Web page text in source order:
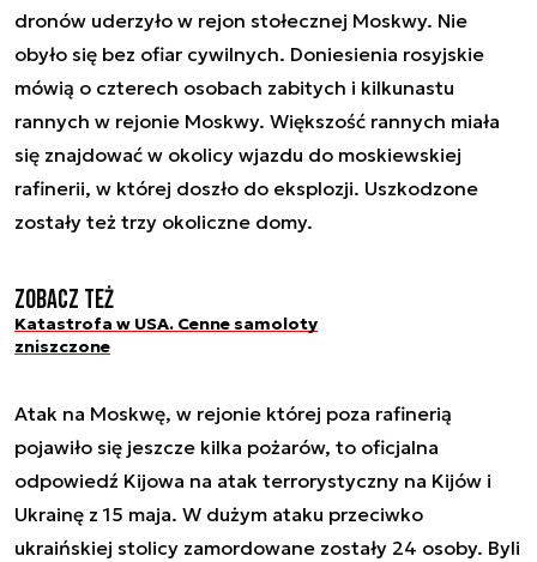
dronów uderzyło w rejon stołecznej Moskwy. Nie
obyło się bez ofiar cywilnych. Doniesienia rosyjskie
mówią o czterech osobach zabitych i kilkunastu
rannych w rejonie Moskwy. Większość rannych miała
się znajdować w okolicy wjazdu do moskiewskiej
rafinerii, w której doszło do eksplozji. Uszkodzone
zostały też trzy okoliczne domy.
Zobacz też
Katastrofa w USA. Cenne samoloty
zniszczone
Atak na Moskwę, w rejonie której poza rafinerią
pojawiło się jeszcze kilka pożarów, to oficjalna
odpowiedź Kijowa na atak terrorystyczny na Kijów i
Ukrainę z 15 maja. W dużym ataku przeciwko
ukraińskiej stolicy zamordowane zostały 24 osoby. Byli